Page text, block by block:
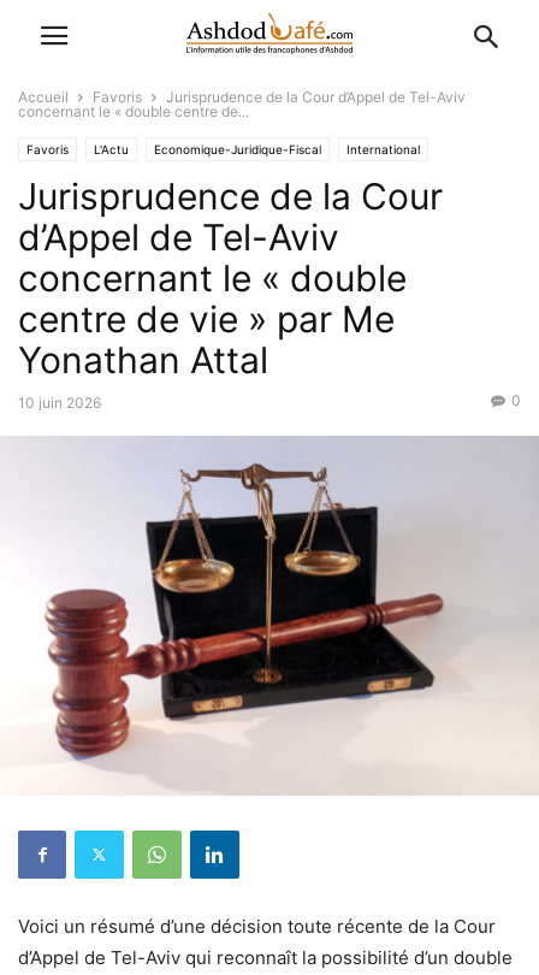
Accueil Favoris
Jurisprudence de la Cour d’Appel de Tel-Aviv
concernant le « double centre de...
Favoris L'Actu Economique-Juridique-Fiscal International
Jurisprudence de la Cour
d’Appel de Tel-Aviv
concernant le « double
centre de vie » par Me
Yonathan Attal
10 juin 2026 0
Voici un résumé d’une décision toute récente de la Cour
d’Appel de Tel-Aviv qui reconnaît la possibilité d’un double